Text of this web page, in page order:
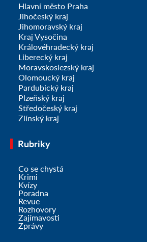
Hlavní město Praha
Jihočeský kraj
Jihomoravský kraj
Kraj Vysočina
Královéhradecký kraj
Liberecký kraj
Moravskoslezský kraj
Olomoucký kraj
Pardubický kraj
Plzeňský kraj
Středočeský kraj
Zlínský kraj
Rubriky
Co se chystá
Krimi
Kvízy
Poradna
Revue
Rozhovory
Zajímavosti
Zprávy